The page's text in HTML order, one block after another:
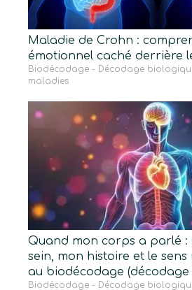
Maladie de Crohn :
émotionnel caché derrière
Biodécodage - Décodage
maladies
Quand mon corps a parlé :
sein, mon histoire et le
au biodécodage (décodage
Biodécodage - Décodage